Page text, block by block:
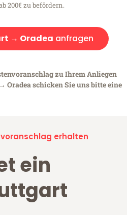
200€ zu befördern.
→ Oradea anfragen
zu Ihrem Anliegen
Oradea schicken Sie uns bitte eine
erhalten
ein